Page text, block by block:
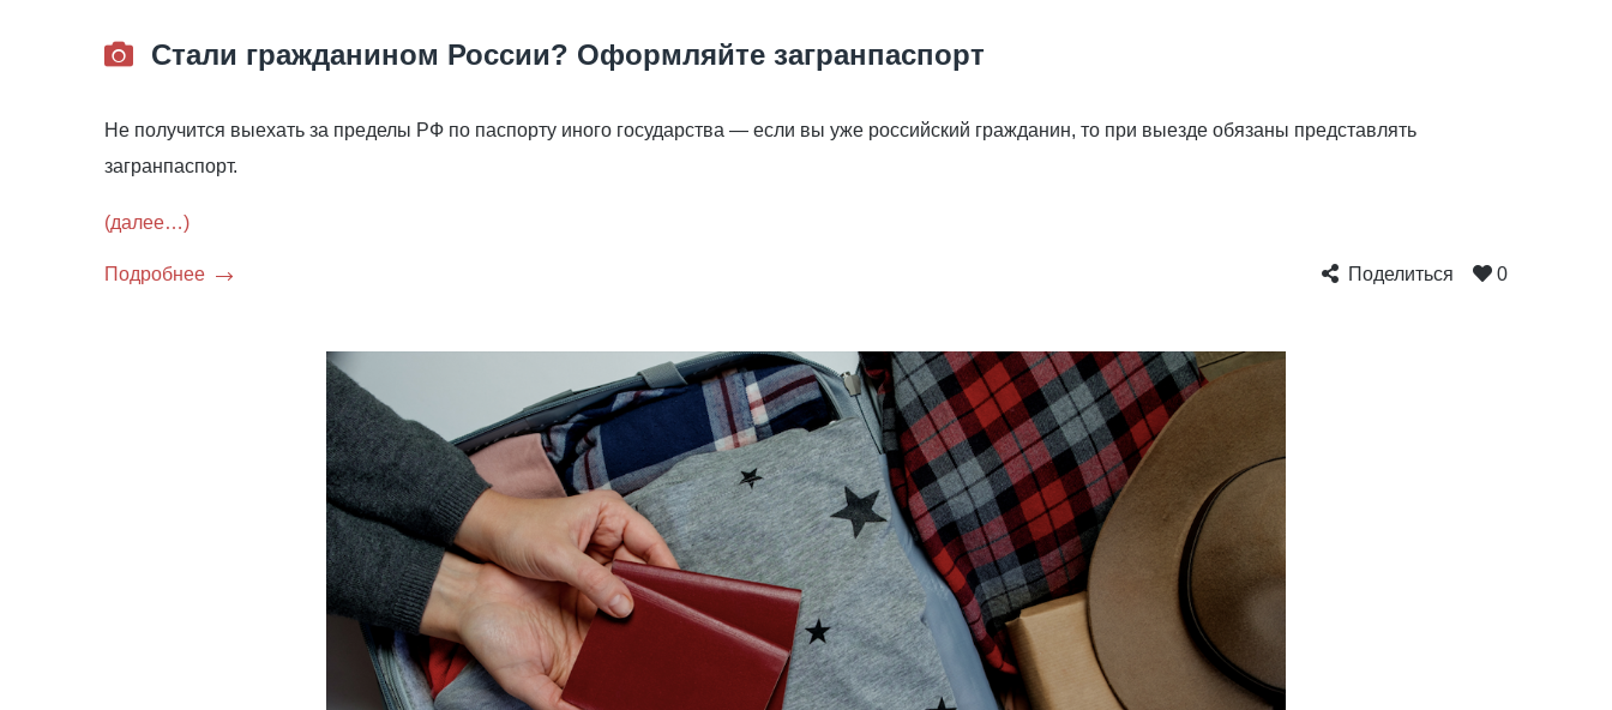
Стали гражданином России? Оформляйте загранпаспорт
Не получится выехать за пределы РФ по паспорту иного государства — если вы уже российский гражданин, то при выезде обязаны представлять
загранпаспорт.
(далее…)
Подробнее Поделиться 0